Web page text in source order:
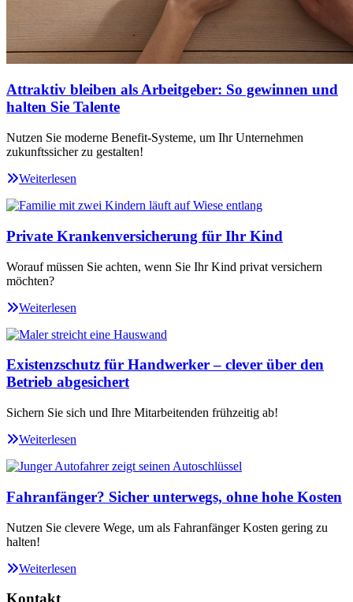
Attraktiv bleiben als Arbeitgeber: So gewinnen und
halten Sie Talente
Nutzen Sie moderne Benefit-Systeme, um Ihr Unternehmen
zukunftssicher zu gestalten!
Weiterlesen
Private Krankenversicherung für Ihr Kind
Worauf müssen Sie achten, wenn Sie Ihr Kind privat versichern
möchten?
Weiterlesen
Existenzschutz für Handwerker – clever über den
Betrieb abgesichert
Sichern Sie sich und Ihre Mitarbeitenden frühzeitig ab!
Weiterlesen
Fahranfänger? Sicher unterwegs, ohne hohe Kosten
Nutzen Sie clevere Wege, um als Fahranfänger Kosten gering zu
halten!
Weiterlesen
Kontakt